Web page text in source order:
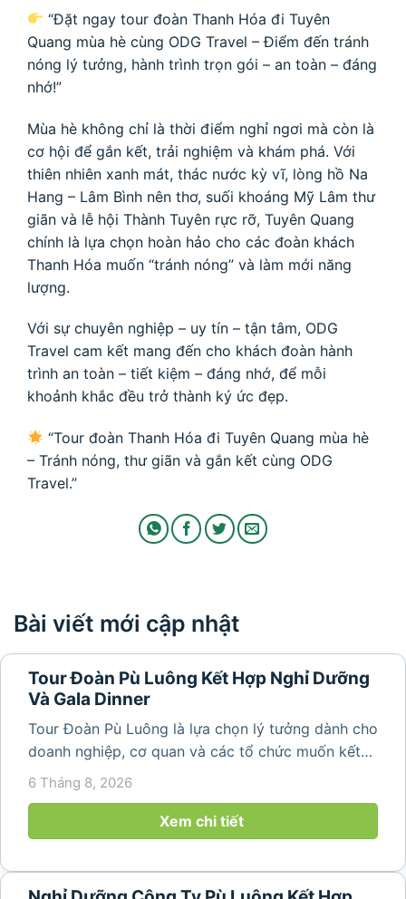
“Đặt ngay tour đoàn Thanh Hóa đi Tuyên
Quang mùa hè cùng ODG Travel – Điểm đến tránh
nóng lý tưởng, hành trình trọn gói – an toàn – đáng
nhớ!”
Mùa hè không chỉ là thời điểm nghỉ ngơi mà còn là
cơ hội để gắn kết, trải nghiệm và khám phá. Với
thiên nhiên xanh mát, thác nước kỳ vĩ, lòng hồ Na
Hang – Lâm Bình nên thơ, suối khoáng Mỹ Lâm thư
giãn và lễ hội Thành Tuyên rực rỡ, Tuyên Quang
chính là lựa chọn hoàn hảo cho các đoàn khách
Thanh Hóa muốn “tránh nóng” và làm mới năng
lượng.
Với sự chuyên nghiệp – uy tín – tận tâm, ODG
Travel cam kết mang đến cho khách đoàn hành
trình an toàn – tiết kiệm – đáng nhớ, để mỗi
khoảnh khắc đều trở thành ký ức đẹp.
“Tour đoàn Thanh Hóa đi Tuyên Quang mùa hè
– Tránh nóng, thư giãn và gắn kết cùng ODG
Travel.”
Bài viết mới cập nhật
Tour Đoàn Pù Luông Kết Hợp Nghỉ Dưỡng
Và Gala Dinner
Tour Đoàn Pù Luông là lựa chọn lý tưởng dành cho
doanh nghiệp, cơ quan và các tổ chức muốn kết
hợp nghỉ dưỡng, tham quan và tổ chức các hoạt
nguyên sơ, không khí...
6 Tháng 8, 2026
Xem chi tiết